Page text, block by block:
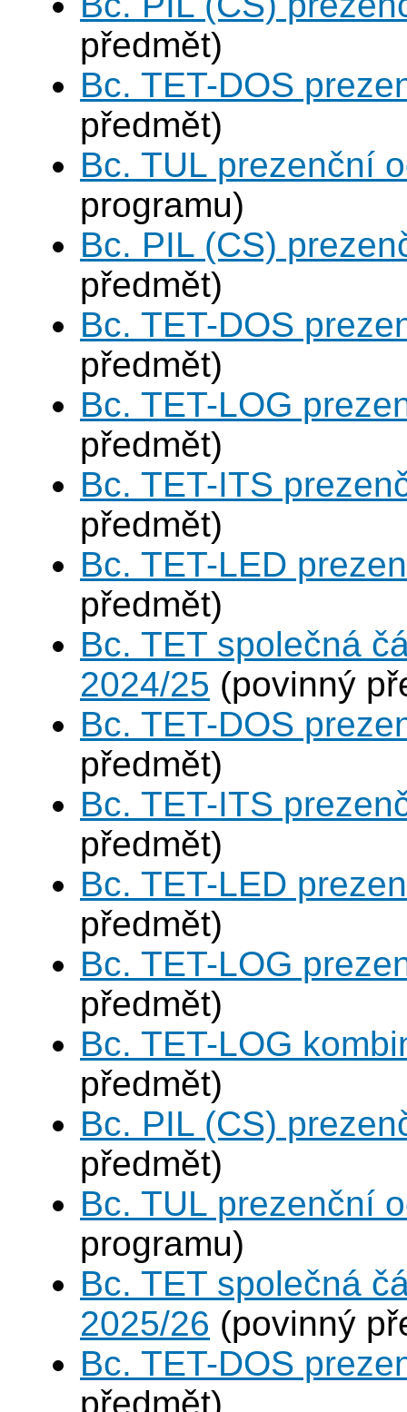
předmět)
Bc. TET-DOS
předmět)
Bc. TUL prezenční
programu)
Bc. PIL (CS)
předmět)
Bc. TET-DOS
předmět)
Bc. TET-LOG
předmět)
Bc. TET-ITS
předmět)
Bc. TET-LED
předmět)
Bc. TET společná
2024/25 (povinný
Bc. TET-DOS
předmět)
Bc. TET-ITS
předmět)
Bc. TET-LED
předmět)
Bc. TET-LOG
předmět)
Bc. TET-LOG
předmět)
Bc. PIL (CS)
předmět)
Bc. TUL prezenční
programu)
Bc. TET společná
2025/26 (povinný
Bc. TET-DOS
předmět)